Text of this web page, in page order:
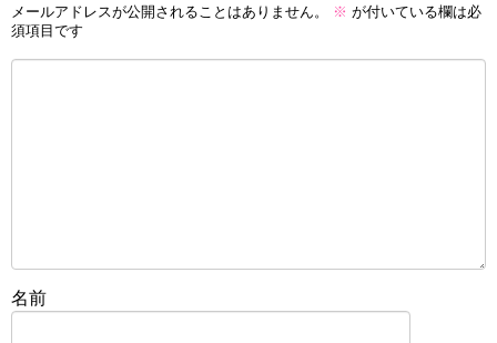
メールアドレスが公開されることはありません。 ※ が付いている欄は必
須項目です
名前